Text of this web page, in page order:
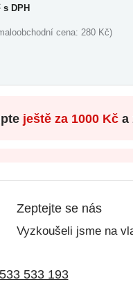
s DPH
cena: 280 Kč)
ještě za 1000 Kč a
Zeptejte se nás
Vyzkoušeli jsme na
533 193